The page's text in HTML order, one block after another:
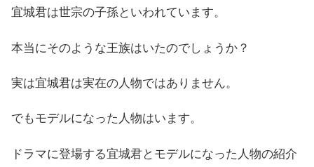
宜城君は世宗の子孫といわれています。
本当にそのような王族はいたのでしょうか？
実は宜城君は実在の人物ではありません。
でもモデルになった人物はいます。
ドラマに登場する宜城君とモデルになった人物の紹介